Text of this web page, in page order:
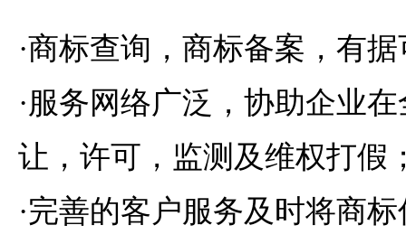
·商标查询，商标备案，有
·服务网络广泛，协助企业
让，许可，监测及维权打假
·完善的客户服务及时将商